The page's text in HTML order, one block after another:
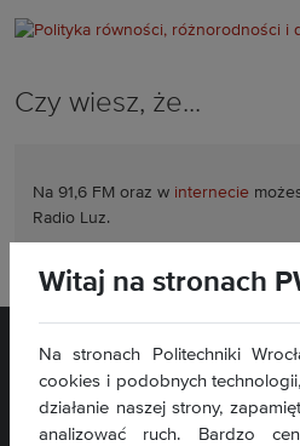
Czy wiesz, że...
Na 91,6 FM oraz w internecie
Radio Luz.
Witaj na stronach
Na stronach Politechniki
cookies i podobnych
działanie naszej strony,
analizować ruch. Bardzo